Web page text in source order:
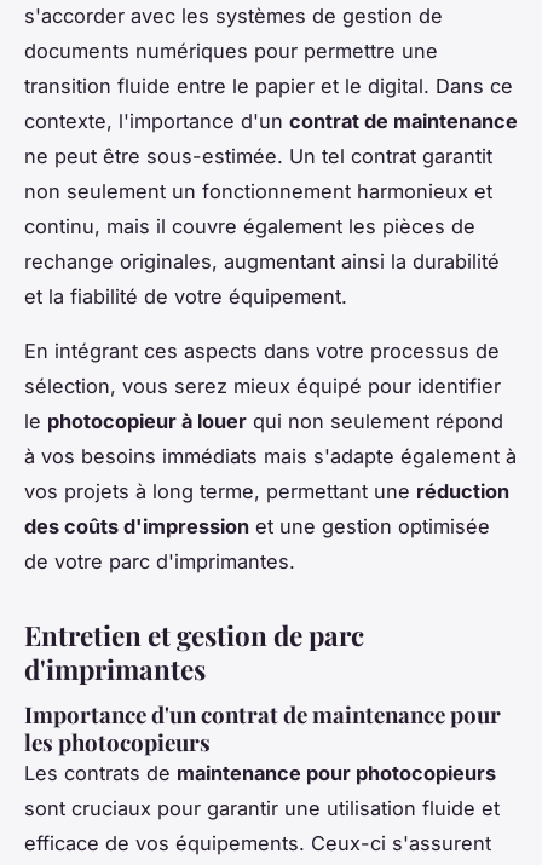
s'accorder avec les systèmes de gestion de
documents numériques pour permettre une
transition fluide entre le papier et le digital. Dans ce
contexte, l'importance d'un contrat de maintenance
ne peut être sous-estimée. Un tel contrat garantit
non seulement un fonctionnement harmonieux et
continu, mais il couvre également les pièces de
rechange originales, augmentant ainsi la durabilité
et la fiabilité de votre équipement.
En intégrant ces aspects dans votre processus de
sélection, vous serez mieux équipé pour identifier
le photocopieur à louer qui non seulement répond
à vos besoins immédiats mais s'adapte également à
vos projets à long terme, permettant une réduction
des coûts d'impression et une gestion optimisée
de votre parc d'imprimantes.
Entretien et gestion de parc
d'imprimantes
Importance d'un contrat de maintenance pour
les photocopieurs
Les contrats de maintenance pour photocopieurs
sont cruciaux pour garantir une utilisation fluide et
efficace de vos équipements. Ceux-ci s'assurent